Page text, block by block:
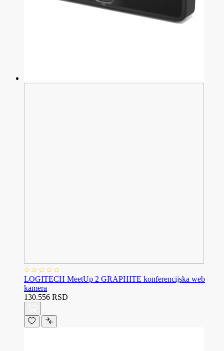
LOGITECH MeetUp 2 GRAPHITE konferencijska web
kamera
130.556 RSD